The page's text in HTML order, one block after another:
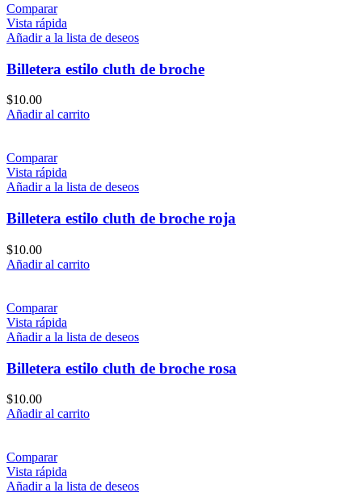
Comparar
Vista rápida
Añadir a la lista de deseos
Billetera estilo cluth de broche
$10.00
Añadir al carrito
Comparar
Vista rápida
Añadir a la lista de deseos
Billetera estilo cluth de broche roja
$10.00
Añadir al carrito
Comparar
Vista rápida
Añadir a la lista de deseos
Billetera estilo cluth de broche rosa
$10.00
Añadir al carrito
Comparar
Vista rápida
Añadir a la lista de deseos